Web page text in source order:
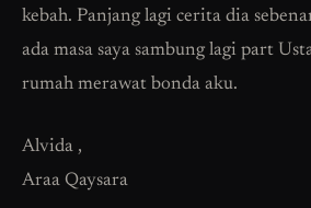
kebah. Panjang lagi cerita dia
ada masa saya sambung lagi part
rumah merawat bonda aku.
Alvida ,
Araa Qaysara